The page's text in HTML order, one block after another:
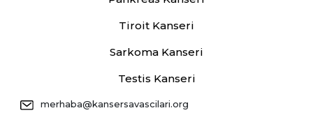
Tiroit Kanseri
Sarkoma Kanseri
Testis Kanseri
merhaba@kansersavascilari.org